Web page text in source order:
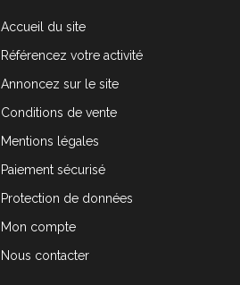
Accueil du site
Référencez votre activité
Annoncez sur le site
Conditions de vente
Mentions légales
Paiement sécurisé
Protection de données
Mon compte
Nous contacter